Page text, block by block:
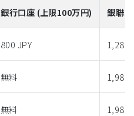
銀行口座 (上限100万円) 銀聯
800 JPY 1,280
無料 1,980
無料 1,980